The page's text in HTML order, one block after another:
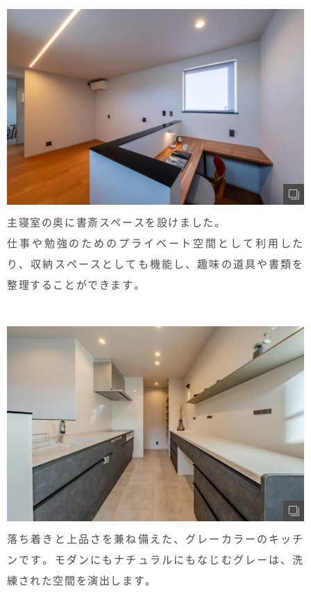
主寝室の奥に書斎スペースを設けました。
仕事や勉強のためのプライベート空間として利用した
り、収納スペースとしても機能し、趣味の道具や書類を
整理することができます。
落ち着きと上品さを兼ね備えた、グレーカラーのキッチ
ンです。モダンにもナチュラルにもなじむグレーは、洗
練された空間を演出します。